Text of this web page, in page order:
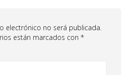
electrónico no será publicada.
están marcados con *